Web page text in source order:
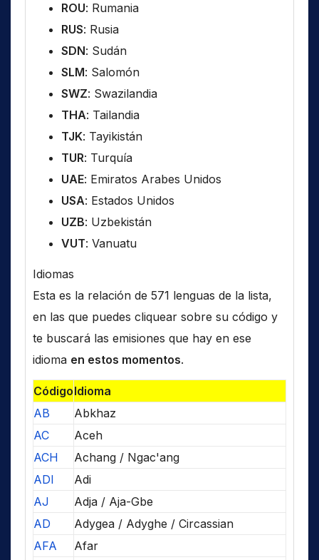
ROU: Rumania
RUS: Rusia
SDN: Sudán
SLM: Salomón
SWZ: Swazilandia
THA: Tailandia
TJK: Tayikistán
TUR: Turquía
UAE: Emiratos Arabes Unidos
USA: Estados Unidos
UZB: Uzbekistán
VUT: Vanuatu
Idiomas
Esta es la relación de 571 lenguas de la lista,
en las que puedes cliquear sobre su código y
te buscará las emisiones que hay en ese
idioma en estos momentos.
CódigoIdioma
AB
Abkhaz
AC
Aceh
ACH
Achang / Ngac'ang
ADI
Adi
AJ
Adja / Aja-Gbe
AD
Adygea / Adyghe / Circassian
AFA
Afar